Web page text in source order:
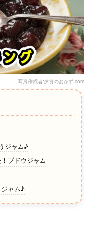
写真作成者:夕食のおかず.com
ジャム♪
ブドウジャム
ジャム♪